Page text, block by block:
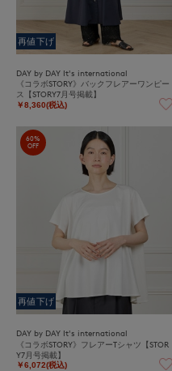
再値下げ
DAY by DAY It's international
《コラボSTORY》バックフレアーワンピー
ス【STORY7月号掲載】
￥8,360(税込)
60%
OFF
再値下げ
DAY by DAY It's international
《コラボSTORY》フレアーTシャツ【STOR
Y7月号掲載】
￥6,072(税込)